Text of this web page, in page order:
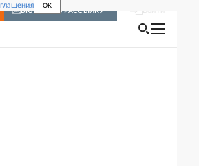
OK
ВКЛЮЧИТЬ РАССЫЛКУ